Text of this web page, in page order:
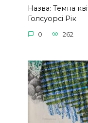
Назва: Темна
Голсуорсі Рік
0 262